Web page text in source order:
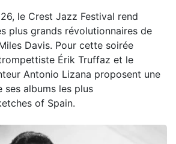
le Crest Jazz Festival rend
plus grands révolutionnaires de
Davis. Pour cette soirée
Érik Truffaz et le
Antonio Lizana proposent une
ses albums les plus
of Spain.